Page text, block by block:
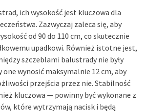
ich wysokość jest kluczowa dla
Zazwyczaj zaleca się, aby
od 90 do 110 cm, co skutecznie
upadkowi. Również istotne jest,
szczeblami balustrady nie były
wynosić maksymalnie 12 cm, aby
przejścia przez nie. Stabilność
kluczowa — powinny być wykonane z
które wytrzymają nacisk i będą